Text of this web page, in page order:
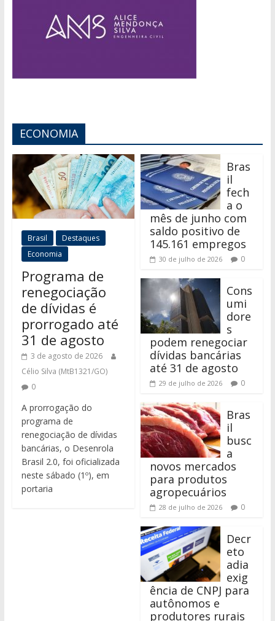
ECONOMIA
Brasil
Destaques
Economia
Programa de
renegociação
de dívidas é
prorrogado até
31 de agosto
3 de agosto de 2026
Célio Silva (MtB1321/GO)
0
A prorrogação do
programa de
renegociação de dívidas
bancárias, o Desenrola
Brasil 2.0, foi oficializada
neste sábado (1º), em
portaria
Bras
il
fech
a o
mês de junho com
saldo positivo de
145.161 empregos
30 de julho de 2026 0
Cons
umi
dore
s
podem renegociar
dívidas bancárias
até 31 de agosto
29 de julho de 2026 0
Bras
il
busc
a
novos mercados
para produtos
agropecuários
28 de julho de 2026 0
Decr
eto
adia
exig
ência de CNPJ para
autônomos e
produtores rurais